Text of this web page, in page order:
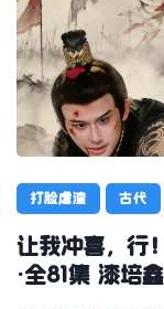
打脸虐渣 古代
让我冲喜，行
·全81集 漆培